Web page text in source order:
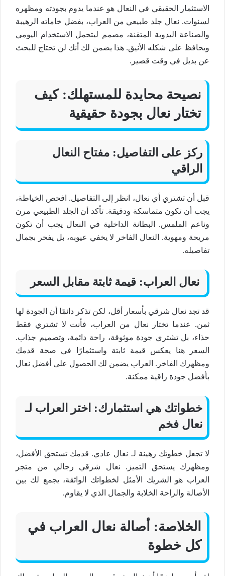
الاستثمار الحقيقي في النعال هو عندما يدوم بجودته ومظهره
لسنوات. نعال جلد طبيعي من العراب، بفضل خاماته
الرهيبة
و الصناعة اليدوية المتقنة، مصمم ليتحمل الاستخدام اليومي
ويحافظ على شكله الأنيق. هذا يضمن لك أنك لن تحتاج للبحث
عن بديل في وقت قصير.
نصيحة محايدة للمستهلك: كيف
تختار نعال بجودة حقيقية
ركز على التفاصيل: مفتاح النعال
الراقي
قبل أن تشتري أي نعال، انظر إلى التفاصيل. افحص الخياطة،
يجب أن تكون متماسكة ودقيقة. تأكد أن الجلد الطبيعي مرن
وناعم الملمس. البطانة الداخلية في
النعال يجب أن تكون
مريحة ومهوية.
النعال الفاخر
لا يخفي عيوبه، بل يفخر بجمال
تفاصيله.
نعال العراب: قيمة ثابتة مقابل السعر
قد تجد نعال شرقي بأسعار أقل، لكن تذكر دائمًا أن الجودة لها
ثمن. عندما تختار نعال من العراب، فأنت لا تشتري فقط
حذاء، بل تشتري جودة موثوقة، راحة دائمة، وتصميم جذاب.
السعر هنا يعكس قيمة ثابتة واستثمارًا في صحة قدمك
ومظهرك الفاخر . العراب يضمن لك الحصول على أفضل نعال
بأفضل جودة راقية ممكنة.
خطواتك هي استثمارك: اختر العراب لـ
نعال فخم
لا تجعل خطوتك رهينة لـ نعال عادي. قدمك تستحق الأفضل،
ومظهرك يستحق التميز. نعال شرقي رجالي من متجر
العراب هو الشريك الأمثل لخطواتك الواثقة، يجمع لك بين
الأصالة و الراحة الخلابة و الجمال الذي لا يقاوم.
الخلاصة: أصالة نعال العراب في
كل خطوة